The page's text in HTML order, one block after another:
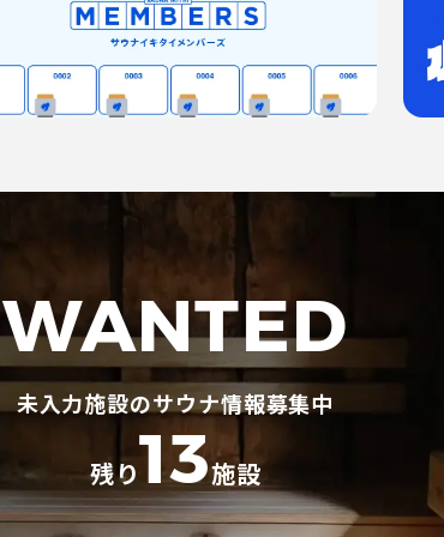
WANTED
未入力施設のサウナ情報募集中
残り13施設